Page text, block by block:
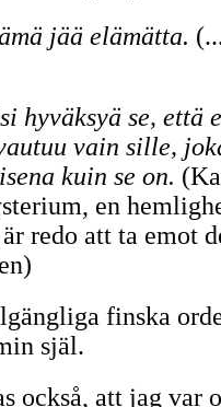
jää elämätta.
hyväksyä se, että
vain sille,
kuin se on.
en
redo att ta emot
finska
själ.
också, att jag var